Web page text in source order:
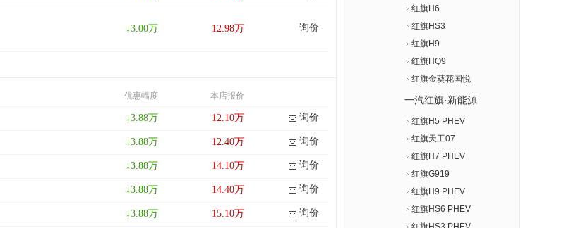
↓3.00万 12.98万 询价
优惠幅度 本店报价
↓3.88万 12.10万 询价
↓3.88万 12.40万 询价
↓3.88万 14.10万 询价
↓3.88万 14.40万 询价
↓3.88万 15.10万 询价
红旗H6
红旗HS3
红旗H9
红旗HQ9
红旗金葵花国悦
一汽红旗·新能源
红旗H5 PHEV
红旗天工07
红旗H7 PHEV
红旗G919
红旗H9 PHEV
红旗HS6 PHEV